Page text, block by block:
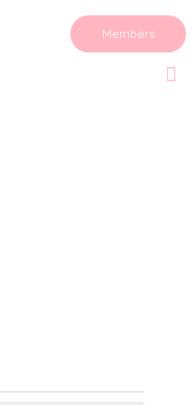
Members